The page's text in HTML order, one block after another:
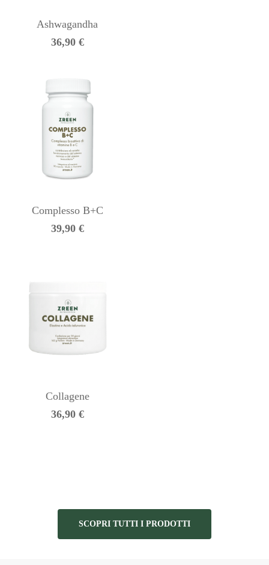
Ashwagandha
36,90 €
Complesso B+C
39,90 €
Collagene
36,90 €
SCOPRI TUTTI I PRODOTTI